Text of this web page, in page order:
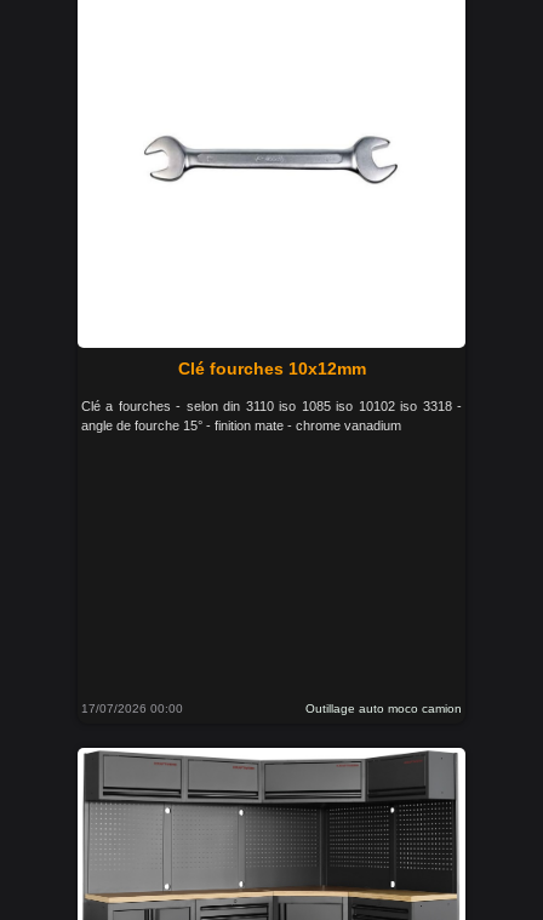
Clé fourches 10x12mm
Clé a fourches - selon din 3110 iso 1085 iso 10102 iso 3318 -
angle de fourche 15° - finition mate - chrome vanadium
17/07/2026 00:00 Outillage auto moco camion